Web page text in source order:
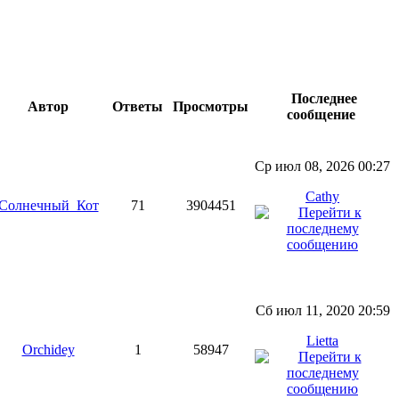
Автор Ответы Просмотры
Последнее
сообщение
71 3904451
Ср июл 08, 2026 00:27
Cathy
Orchidey 1 58947
Сб июл 11, 2020 20:59
Lietta